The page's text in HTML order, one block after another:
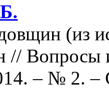
(из
Вопросы
– № 2. –